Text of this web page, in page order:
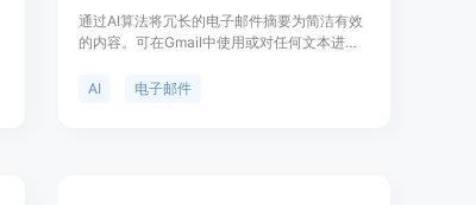
通过AI算法将冗长的电子邮件摘要为简洁有效
的内容。可在Gmail中使用或对任何文本进行
在弹出窗口中处理任何文本段落。
AI 电子邮件